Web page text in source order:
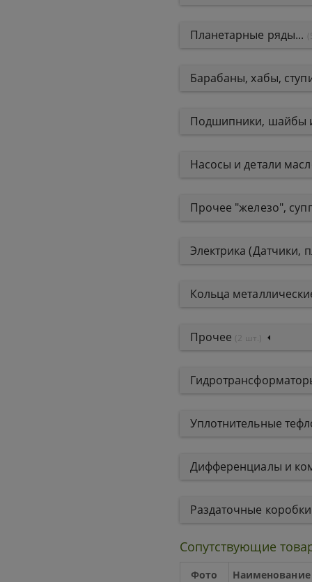
Планетарные ряды...
Барабаны, хабы,
Подшипники, шайбы
Насосы и детали
Прочее "железо",
Электрика (Датчики,
Кольца
Прочее (2 шт.)
Уплотнительные
Дифференциалы и
Раздаточные
Сопутствующие
Фото Наименование